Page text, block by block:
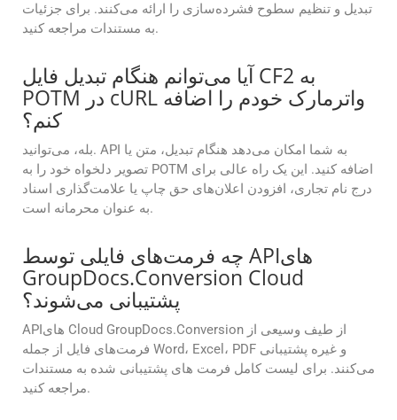
تبدیل و تنظیم سطوح فشرده‌سازی را ارائه می‌کنند. برای جزئیات
به مستندات مراجعه کنید.
آیا می‌توانم هنگام تبدیل فایل CF2 به
POTM در cURL واترمارک خودم را اضافه
کنم؟
بله، می‌توانید. API به شما امکان می‌دهد هنگام تبدیل، متن یا
تصویر دلخواه خود را به POTM اضافه کنید. این یک راه عالی برای
درج نام تجاری، افزودن اعلان‌های حق چاپ یا علامت‌گذاری اسناد
به عنوان محرمانه است.
چه فرمت‌های فایلی توسط APIهای
GroupDocs.Conversion Cloud
پشتیبانی می‌شوند؟
APIهای Cloud GroupDocs.Conversion از طیف وسیعی از
فرمت‌های فایل از جمله Word، Excel، PDF و غیره پشتیبانی
می‌کنند. برای لیست کامل فرمت های پشتیبانی شده به مستندات
مراجعه کنید.